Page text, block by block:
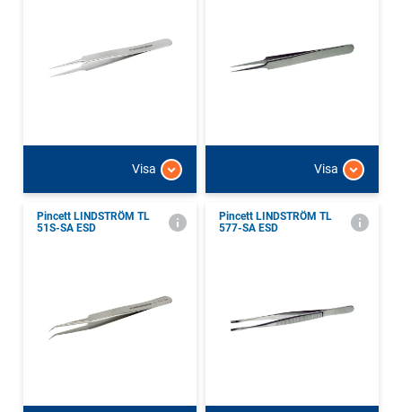
Visa Visa
Pincett LINDSTRÖM TL
51S-SA ESD
Pincett LINDSTRÖM TL
577-SA ESD